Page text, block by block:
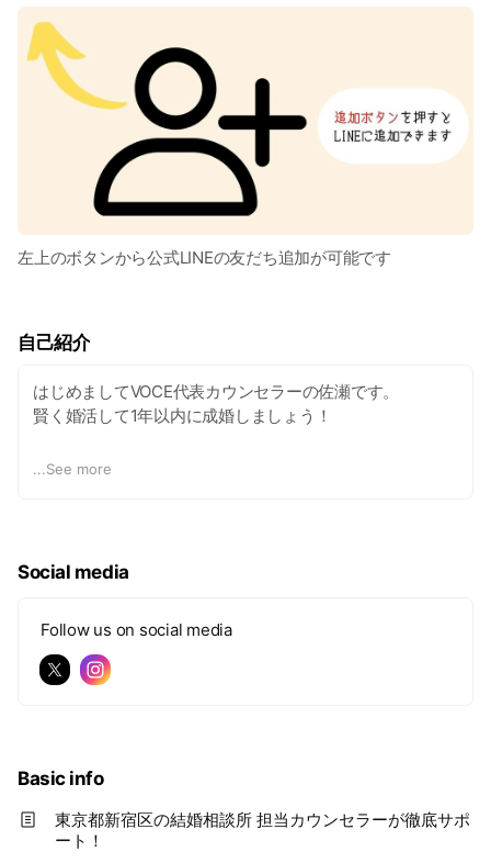
左上のボタンから公式LINEの友だち追加が可能です
自己紹介
はじめましてVOCE代表カウンセラーの佐瀬です。
賢く婚活して1年以内に成婚しましょう！
30代になると恋愛の仕方も変わってきます。
婚活は長く続けるものではなく、いかに早く終わらせるか
1年以内に成婚できるように、皆さんをサポートさせてい
ただきます！
...See more
Social media
Follow us on social media
Basic info
東京都新宿区の結婚相談所 担当カウンセラーが徹底サポ
ート！